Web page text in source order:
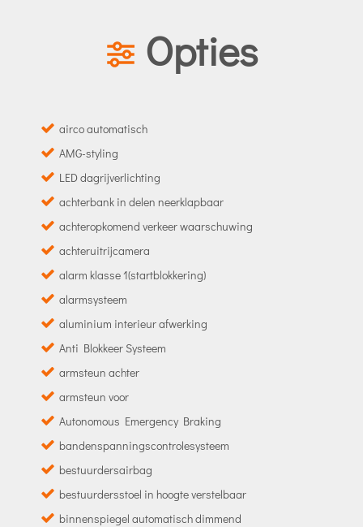
Opties
airco automatisch
AMG-styling
LED dagrijverlichting
achterbank in delen neerklapbaar
achteropkomend verkeer waarschuwing
achteruitrijcamera
alarm klasse 1(startblokkering)
alarmsysteem
aluminium interieur afwerking
Anti Blokkeer Systeem
armsteun achter
armsteun voor
Autonomous Emergency Braking
bandenspanningscontrolesysteem
bestuurdersairbag
bestuurdersstoel in hoogte verstelbaar
binnenspiegel automatisch dimmend